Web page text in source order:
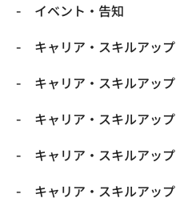
イベント・告知
キャリア・スキルアップ
キャリア・スキルアップ
キャリア・スキルアップ
キャリア・スキルアップ
キャリア・スキルアップ